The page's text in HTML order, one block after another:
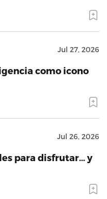
Jul 27, 2026
como icono
Jul 26, 2026
para disfrutar… y